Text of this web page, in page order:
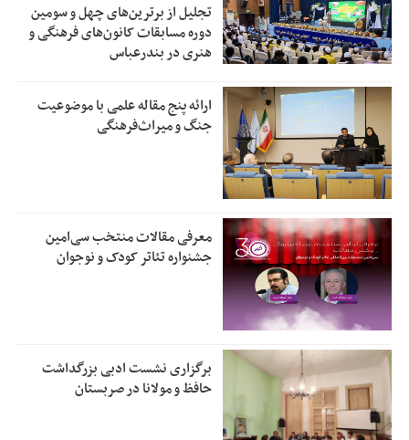
تجلیل از بر‌ترین‌های چهل و سومین
دوره مسابقات کانون‌های فرهنگی و
هنری در بندرعباس
ارائه پنج مقاله علمی با موضوعیت
جنگ و میراث‌فرهنگی
معرفی مقالات منتخب سی‌امین
جشنواره تئاتر کودک و نوجوان
برگزاری نشست ادبی بزرگداشت
حافظ و مولانا در صربستان